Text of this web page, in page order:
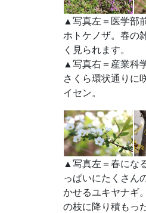
▲写真左＝医学部
ホトケノザ。春の
く見られます。
▲写真右＝産業科
さくら環状通りに
イセン。
▲写真左＝春にな
っぱいにたくさん
かせるユキヤナギ
の枝に降り積もっ